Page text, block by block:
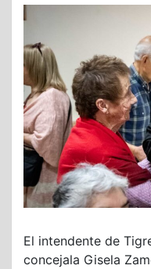
El intendente de
concejala Gisela